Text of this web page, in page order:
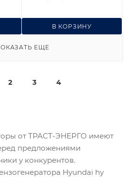
В КОРЗИНУ
ЕЩЕ
2 3 4
от ТРАСТ-ЭНЕРГО имеют
предложениями
у конкурентов.
Hyundai hy